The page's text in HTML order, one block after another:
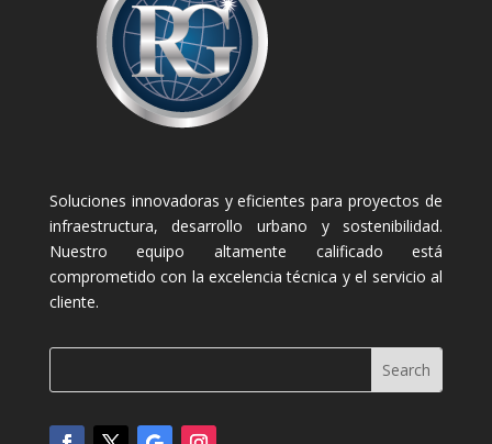
Soluciones innovadoras y eficientes para proyectos de
infraestructura, desarrollo urbano y sostenibilidad.
Nuestro equipo altamente calificado está
comprometido con la excelencia técnica y el servicio al
cliente.